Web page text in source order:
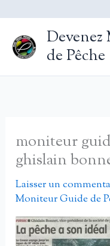
contenu
de Pêche
moniteur
ghislain
Laisser un
Moniteur Guide de